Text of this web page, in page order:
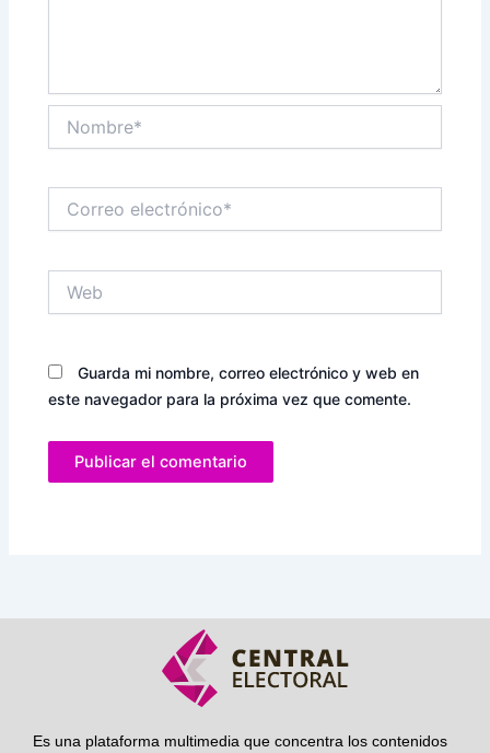
electrónico*
Guarda mi nombre, correo electrónico y web en
este navegador para la próxima vez que comente.
Es una plataforma multimedia que concentra los contenidos